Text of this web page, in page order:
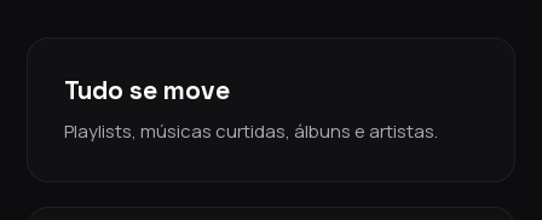
Tudo se move
Playlists, músicas curtidas, álbuns e artistas.